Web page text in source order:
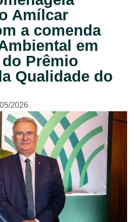
Amílcar
a comenda
em
Prêmio
Qualidade do
2026